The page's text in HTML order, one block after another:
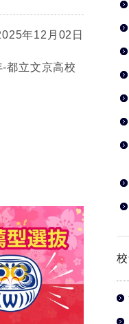
年12月02日
都立文京高校